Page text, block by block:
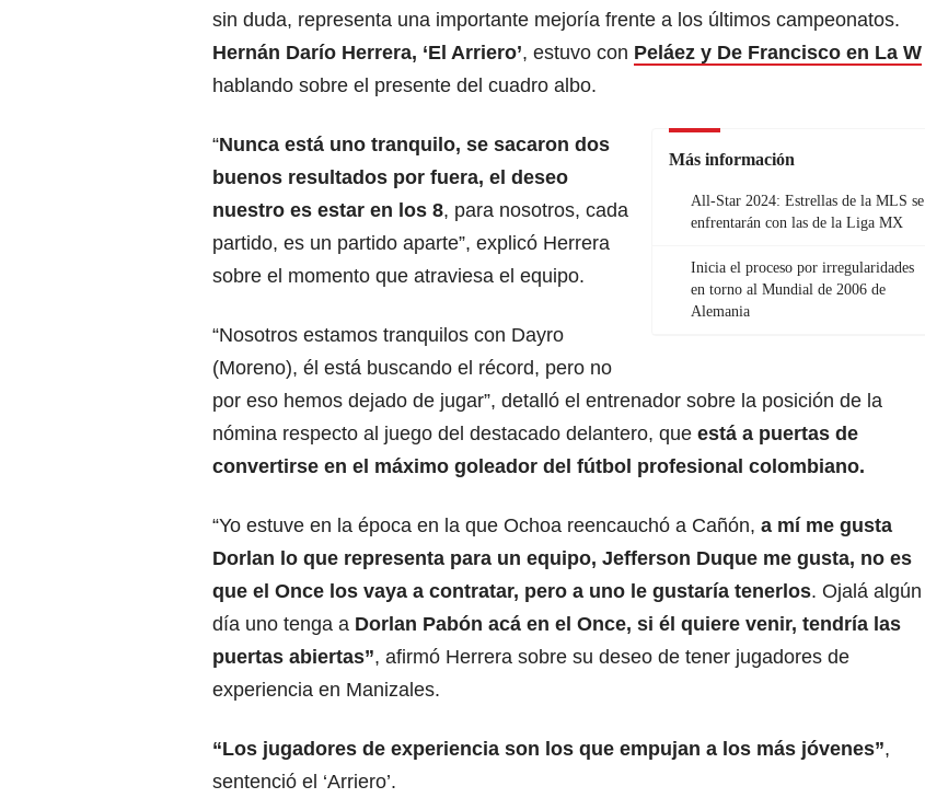
sin duda, representa una importante mejoría frente a los últimos campeonatos.
Hernán Darío Herrera, ‘El Arriero’, estuvo con Peláez y De Francisco en La W
hablando sobre el presente del cuadro albo.
Más información
All-Star 2024: Estrellas de la MLS se
enfrentarán con las de la Liga MX
Inicia el proceso por irregularidades
en torno al Mundial de 2006 de
Alemania
“Nunca está uno tranquilo, se sacaron dos
buenos resultados por fuera, el deseo
nuestro es estar en los 8, para nosotros, cada
partido, es un partido aparte”, explicó Herrera
sobre el momento que atraviesa el equipo.
“Nosotros estamos tranquilos con Dayro
(Moreno), él está buscando el récord, pero no
por eso hemos dejado de jugar”, detalló el entrenador sobre la posición de la
nómina respecto al juego del destacado delantero, que está a puertas de
convertirse en el máximo goleador del fútbol profesional colombiano.
“Yo estuve en la época en la que Ochoa reencauchó a Cañón, a mí me gusta
Dorlan lo que representa para un equipo, Jefferson Duque me gusta, no es
que el Once los vaya a contratar, pero a uno le gustaría tenerlos. Ojalá algún
día uno tenga a Dorlan Pabón acá en el Once, si él quiere venir, tendría las
puertas abiertas”, afirmó Herrera sobre su deseo de tener jugadores de
experiencia en Manizales.
“Los jugadores de experiencia son los que empujan a los más jóvenes”,
sentenció el ‘Arriero’.